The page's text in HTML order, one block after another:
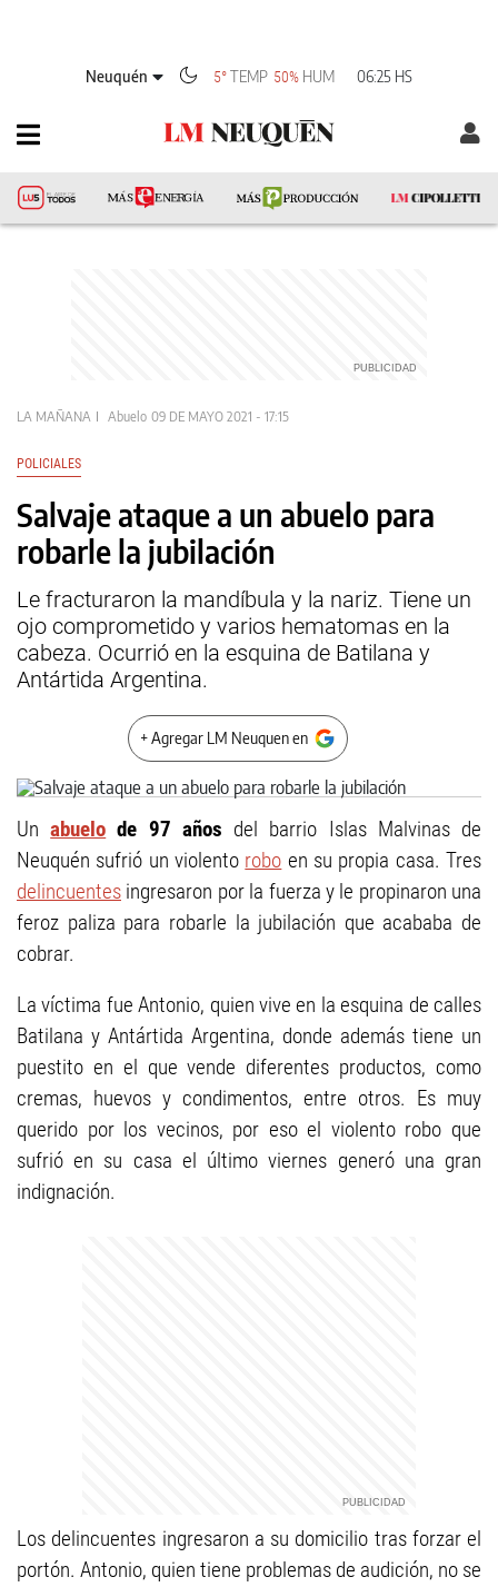
Neuquén 5°TEMP 50% HUM 06:25 HS
LA MAÑANA Abuelo 09 DE MAYO 2021 - 17:15
POLICIALES
Salvaje ataque a un abuelo para
robarle la jubilación
Le fracturaron la mandíbula y la nariz. Tiene un
ojo comprometido y varios hematomas en la
cabeza. Ocurrió en la esquina de Batilana y
Antártida Argentina.
+ Agregar LM Neuquen en
Unabuelo de 97 años del barrio Islas Malvinas de
Neuquén sufrió un violento robo en su propia casa. Tres
delincuentes ingresaron por la fuerza y le propinaron una
feroz paliza para robarle la jubilación que acababa de
cobrar.
La víctima fue Antonio, quien vive en la esquina de calles
Batilana y Antártida Argentina, donde además tiene un
puestito en el que vende diferentes productos, como
cremas, huevos y condimentos, entre otros. Es muy
querido por los vecinos, por eso el violento robo que
sufrió en su casa el último viernes generó una gran
indignación.
Los delincuentes ingresaron a su domicilio tras forzar el
portón. Antonio, quien tiene problemas de audición, no se